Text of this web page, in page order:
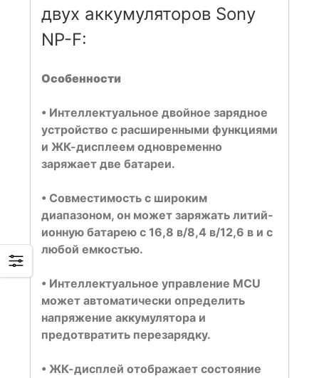
двух аккумуляторов Sony
NP-F:
Особенности
• Интеллектуальное двойное зарядное
устройство с расширенными функциями
и ЖК-дисплеем одновременно
заряжает две батареи.
• Совместимость с широким
диапазоном, он может заряжать литий-
ионную батарею с 16,8 в/8,4 в/12,6 в и с
любой емкостью.
• Интеллектуальное управление MCU
может автоматически определить
напряжение аккумулятора и
предотвратить перезарядку.
• ЖК-дисплей отображает состояние